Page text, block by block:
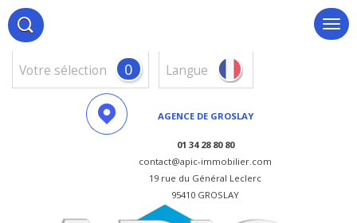
votre sélection 0 Langue
AGENCE DE GROSLAY
01 34 28 80 80
contact@apic-immobilier.com
19 rue du Général Leclerc
95410 GROSLAY